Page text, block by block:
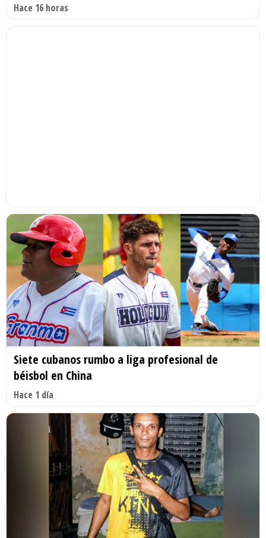
Hace 16 horas
Siete cubanos rumbo a liga profesional de
béisbol en China
Hace 1 día